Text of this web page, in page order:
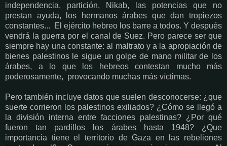
independencia, partición, Nikab, las potencias que no
prestan ayuda, los hermanos árabes que dan tropiezos
constantes... El ejército hebreo los barre a todos. Y después
vendrá la guerra por el canal de Suez. Pero parece ser que
siempre hay una constante: al maltrato y a la apropiación de
bienes palestinos le sigue un golpe de mano militar de los
árabes, a lo que los hebreos contestan mucho más
poderosamente, provocando muchas más víctimas.
Pero también incluye datos que suelen desconocerse: ¿que
suerte corrieron los palestinos exiliados? ¿Cómo se llegó a
la división interna entre facciones palestinas? ¿Por qué
fueron tan pardillos los árabes hasta 1948? ¿Que
importancia tiene el territorio de Gaza en las rebeliones